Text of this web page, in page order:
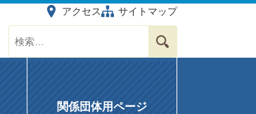
アクセス
サイトマップ
関係団体用ページ